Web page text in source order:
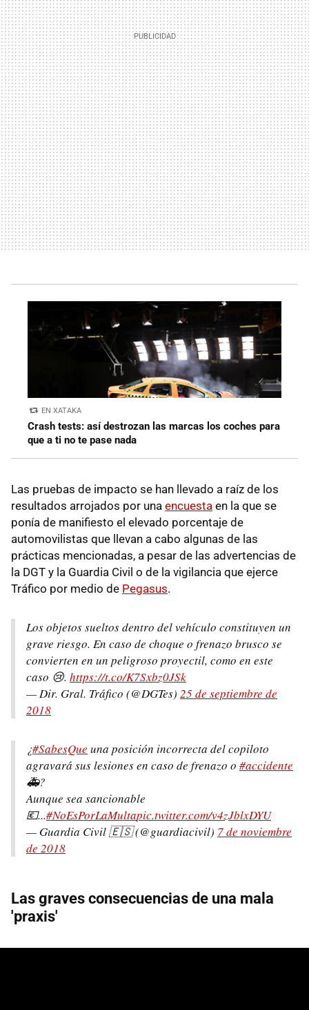
EN XATAKA
Crash tests: así destrozan las marcas los coches para
que a ti no te pase nada
Las pruebas de impacto se han llevado a raíz de los
resultados arrojados por una encuesta en la que se
ponía de manifiesto el elevado porcentaje de
automovilistas que llevan a cabo algunas de las
prácticas mencionadas, a pesar de las advertencias de
la DGT y la Guardia Civil o de la vigilancia que ejerce
Tráfico por medio de Pegasus.
Los objetos sueltos dentro del vehículo constituyen un
grave riesgo. En caso de choque o frenazo brusco se
convierten en un peligroso proyectil, como en este
caso 😢. https://t.co/K7Sxbz0JSk
— Dir. Gral. Tráfico (@DGTes) 25 de septiembre de
2018
¿#SabesQue una posición incorrecta del copiloto
agravará sus lesiones en caso de frenazo o #accidente
🚑?
Aunque sea sancionable
💶...#NoEsPorLaMultapic.twitter.com/v4zJblxDYU
— Guardia Civil 🇪🇸 (@guardiacivil) 7 de noviembre
de 2018
Las graves consecuencias de una mala
'praxis'